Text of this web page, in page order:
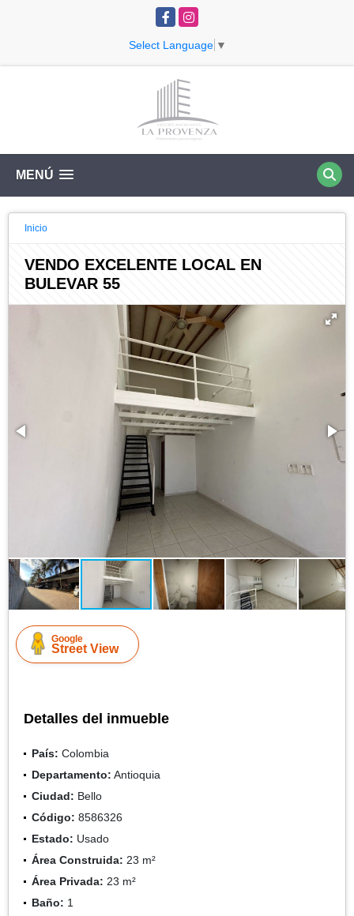
FacebookInstagram
Select Language ▼
MENÚ
Inicio
VENDO EXCELENTE LOCAL EN
BULEVAR 55
Google
Street View
Detalles del inmueble
País: Colombia
Departamento: Antioquia
Ciudad: Bello
Código: 8586326
Estado: Usado
Área Construida: 23 m²
Área Privada: 23 m²
Baño: 1